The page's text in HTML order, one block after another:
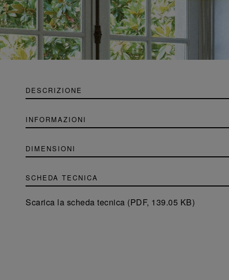
DESCRIZIONE
INFORMAZIONI
DIMENSIONI
SCHEDA TECNICA
Scarica la scheda tecnica (PDF, 139.05 KB)